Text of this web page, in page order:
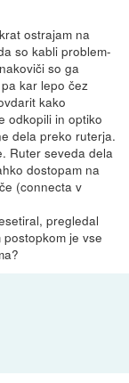
ostrajam na
so kabli problem-
so ga
kar lepo čez
kako
odkopili in optiko
dela preko ruterja.
Ruter seveda dela
dostopam na
(connecta v
pregledal
je vse